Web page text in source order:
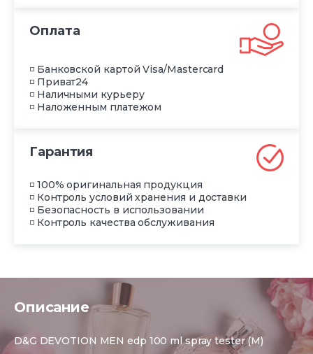
Оплата
◽ Банковской картой Visa/Mastercard
◽ Приват24
◽ Наличными курьеру
◽ Наложенным платежом
Гарантия
◽ 100% оригинальная продукция
◽ Контроль условий хранения и доставки
◽ Безопасность в использовании
◽ Контроль качества обслуживания
Описание
D&G DEVOTION MEN edp 100 ml spray tester (M)